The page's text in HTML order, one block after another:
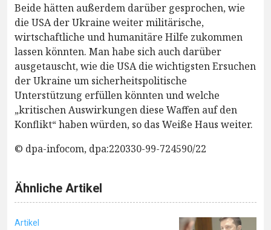
Beide hätten außerdem darüber gesprochen, wie
die USA der Ukraine weiter militärische,
wirtschaftliche und humanitäre Hilfe zukommen
lassen könnten. Man habe sich auch darüber
ausgetauscht, wie die USA die wichtigsten Ersuchen
der Ukraine um sicherheitspolitische
Unterstützung erfüllen könnten und welche
„kritischen Auswirkungen diese Waffen auf den
Konflikt“ haben würden, so das Weiße Haus weiter.
© dpa-infocom, dpa:220330-99-724590/22
Ähnliche Artikel
Artikel